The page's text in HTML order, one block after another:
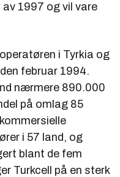
1997 og vil vare
i Tyrkia og
februar 1994.
nærmere 890.000
på omlag 85
i 57 land, og
blant de fem
Turkcell på en sterk